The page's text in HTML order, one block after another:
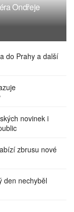
Ondřeje
do Prahy a další
novinek i
zbrusu nové
den nechyběl